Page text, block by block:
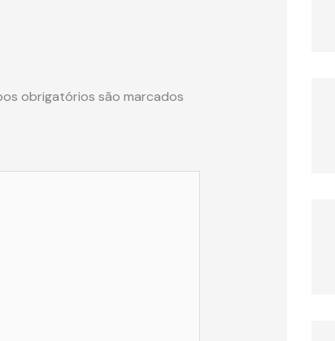
obrigatórios são marcados